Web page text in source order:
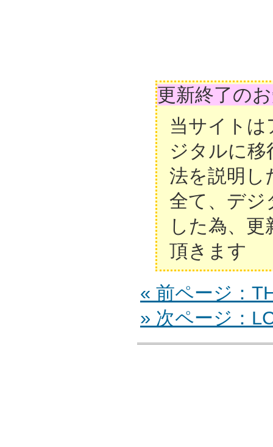
更新終了の
当サイト
ジタルに移
法を説明し
全て、デジ
した為、
頂きます
« 前ページ：
» 次ページ：